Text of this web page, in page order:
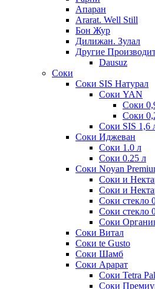
Апаран
Ararat. Well Still
Бон Жур
Дилижан. Зулал
Другие
Dausuz
Соки
Соки SIS Натурал
Соки YAN
Соки
Соки
Соки SIS 1,6
Соки Иджеван
Соки 1.0 л
Соки 0.25 л
Соки Noyan
Соки и
Соки и
Соки стекло
Соки стекло
Соки
Соки Витал
Соки te Gusto
Соки Шамб
Соки Арарат
Соки Tetra
Соки